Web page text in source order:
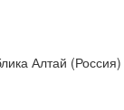
Алтай (Россия)